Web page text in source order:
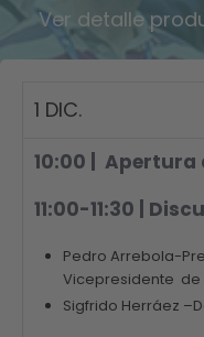
Ver detalle
1 DIC.
10:00 |
11:00-11:30 |
Pedro Arrebola-
Vicepresidente de
Sigfrido Herráez –